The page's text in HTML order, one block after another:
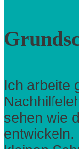
Ich arbeite
sehen wie
entwickeln.